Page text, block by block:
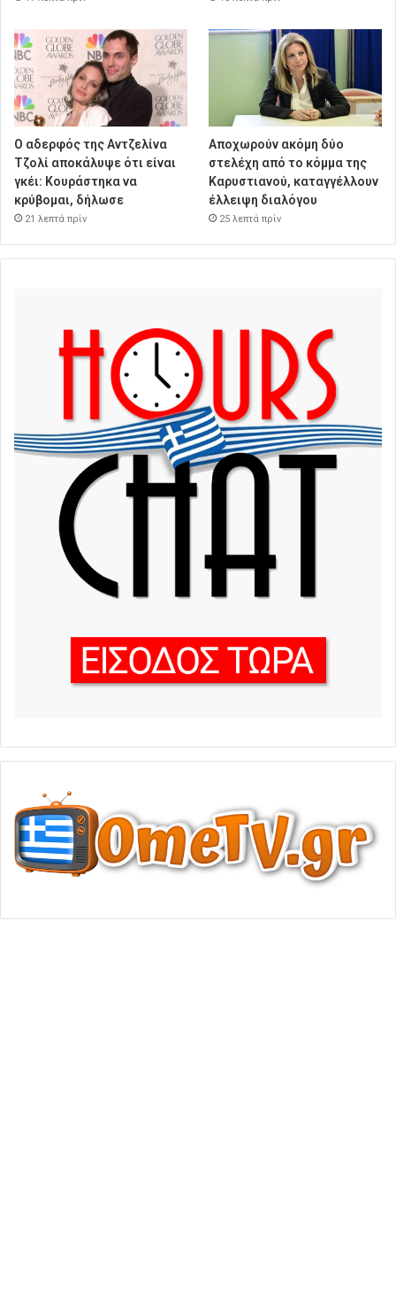
Ο αδερφός της Αντζελίνα
Τζολί αποκάλυψε ότι είναι
γκέι: Κουράστηκα να
κρύβομαι, δήλωσε
21 λεπτά πρίν
Αποχωρούν ακόμη δύο
στελέχη από το κόμμα της
Καρυστιανού, καταγγέλλουν
έλλειψη διαλόγου
25 λεπτά πρίν